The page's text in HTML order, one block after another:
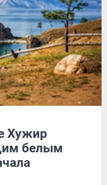
Хужир
белым